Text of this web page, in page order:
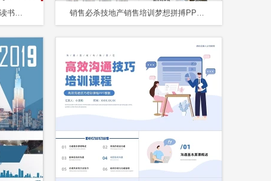
红色简约高效能人士的七个习惯读书报告读书分享PPT模板 销售必杀技地产销售培训梦想拼搏PPT模板